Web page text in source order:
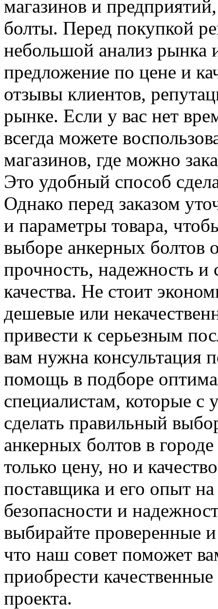
магазинов и
болты. Перед покупкой
небольшой анализ рынка
предложение по цене и
отзывы клиентов,
рынке. Если у вас нет
всегда можете
магазинов, где можно
Это удобный способ
Однако перед заказом
и параметры товара,
выборе анкерных болтов
прочность, надежность и
качества. Не стоит
дешевые или
привести к серьезным
вам нужна консультация
помощь в подборе
специалистам, которые с
сделать правильный
анкерных болтов в
только цену, но и
поставщика и его опыт
безопасности и
выбирайте проверенные
что наш совет поможет
приобрести
проекта.